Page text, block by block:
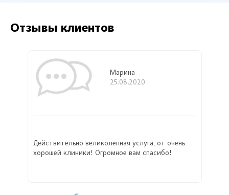
Отзывы клиентов
Марина
25.08.2020
Действительно великолепная услуга, от очень
хорошей клиники! Огромное вам спасибо!